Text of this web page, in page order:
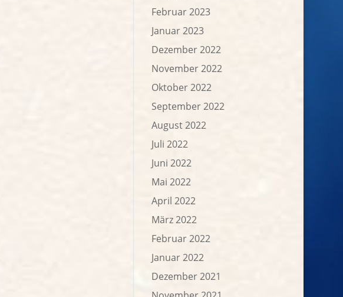
Februar 2023
Januar 2023
Dezember 2022
November 2022
Oktober 2022
September 2022
August 2022
Juli 2022
Juni 2022
Mai 2022
April 2022
März 2022
Februar 2022
Januar 2022
Dezember 2021